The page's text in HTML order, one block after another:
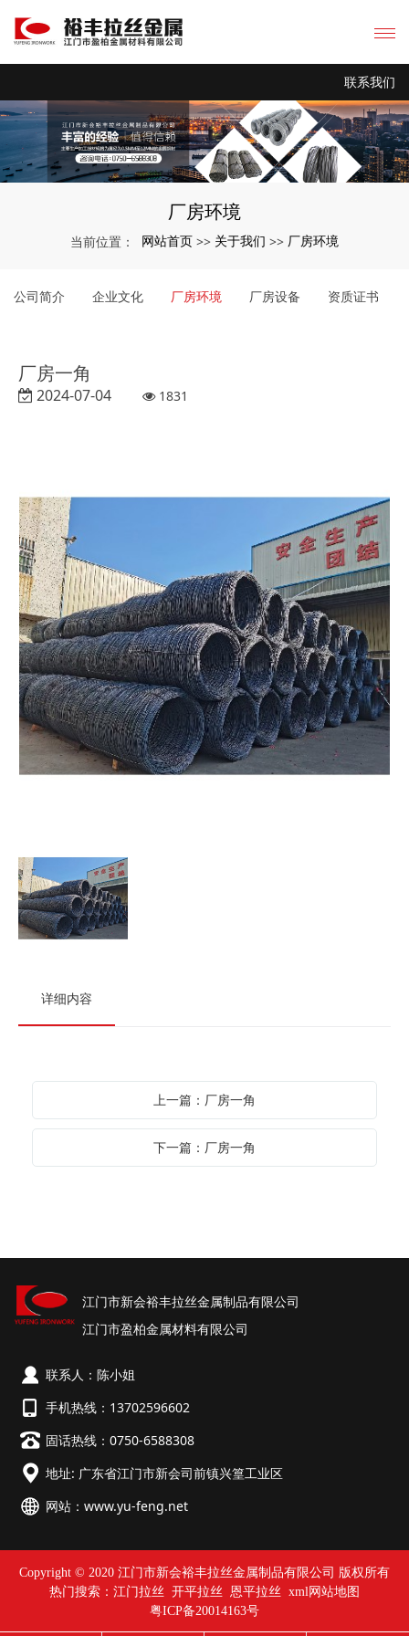
联系我们
厂房环境
当前位置： 网站首页 >> 关于我们 >> 厂房环境
公司简介 企业文化 厂房环境 厂房设备 资质证书
厂房一角
2024-07-04 1831
详细内容
上一篇：厂房一角
下一篇：厂房一角
江门市新会裕丰拉丝金属制品有限公司
江门市盈柏金属材料有限公司
联系人：陈小姐
手机热线：13702596602
固话热线：0750-6588308
地址: 广东省江门市新会司前镇兴篁工业区
网站： www.yu-feng.net
Copyright © 2020 江门市新会裕丰拉丝金属制品有限公司 版权所有
热门搜索： 江门拉丝 开平拉丝 恩平拉丝 xml网站地图
粤ICP备20014163号